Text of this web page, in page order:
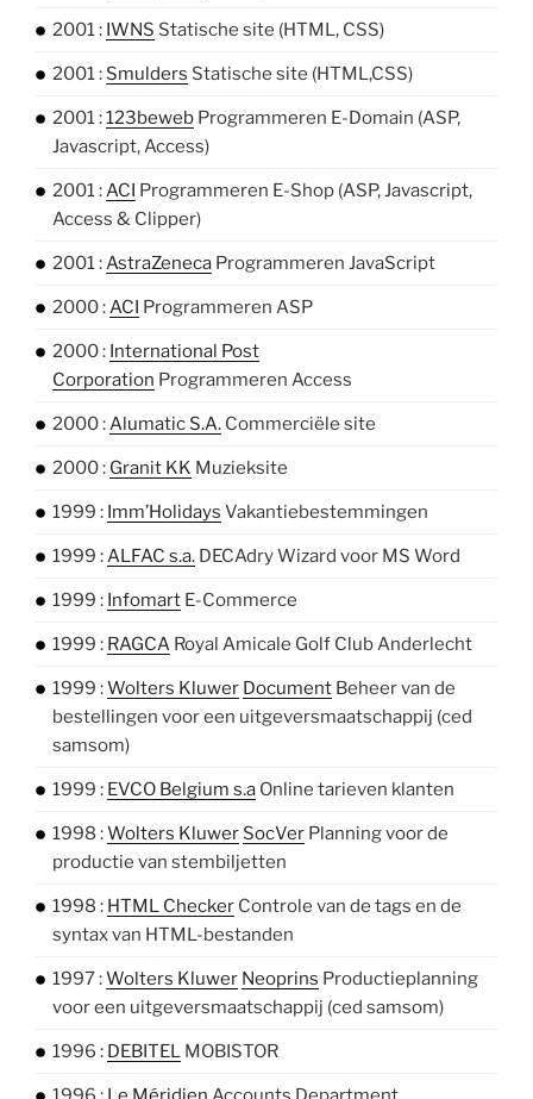
2001 : IWNS Statische site (HTML, CSS)
2001 : Smulders Statische site (HTML,CSS)
2001 :123beweb Programmeren E-Domain (ASP,
Javascript, Access)
2001 :ACI Programmeren E-Shop (ASP, Javascript,
Access & Clipper)
2001 :AstraZeneca Programmeren JavaScript
2000 :ACI Programmeren ASP
2000 : International Post
Corporation Programmeren Access
2000 :Alumatic S.A. Commerciële site
2000 : Granit KK Muzieksite
1999 : Imm’Holidays Vakantiebestemmingen
1999 :ALFAC s.a. DECAdry Wizard voor MS Word
1999 : Infomart E-Commerce
1999 : RAGCA Royal Amicale Golf Club Anderlecht
1999 :Wolters Kluwer Document Beheer van de
bestellingen voor een uitgeversmaatschappij (ced
samsom)
1999 : EVCO Belgium s.a Online tarieven klanten
1998 :Wolters Kluwer SocVer Planning voor de
productie van stembiljetten
1998 : HTML Checker Controle van de tags en de
syntax van HTML-bestanden
1997 :Wolters Kluwer Neoprins Productieplanning
voor een uitgeversmaatschappij (ced samsom)
1996 : DEBITEL MOBISTOR